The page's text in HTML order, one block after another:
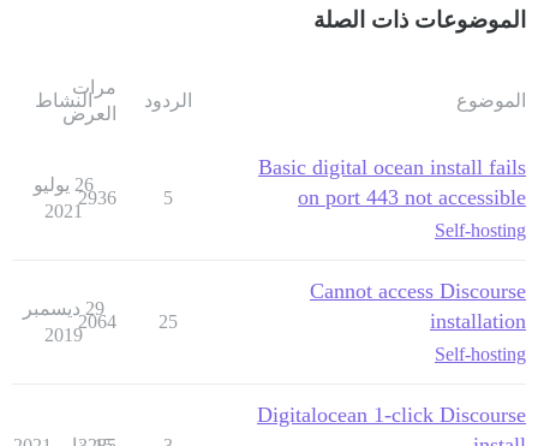
الموضوعات ذات الصلة
الموضوع الردود
مرات
العرض
النشاط
Basic digital ocean install fails
on port 443 not accessible
Self-hosting
5
2936
26 يوليو
2021
Cannot access Discourse
installation
Self-hosting
25
2064
29 ديسمبر
2019
Digitalocean 1-click Discourse